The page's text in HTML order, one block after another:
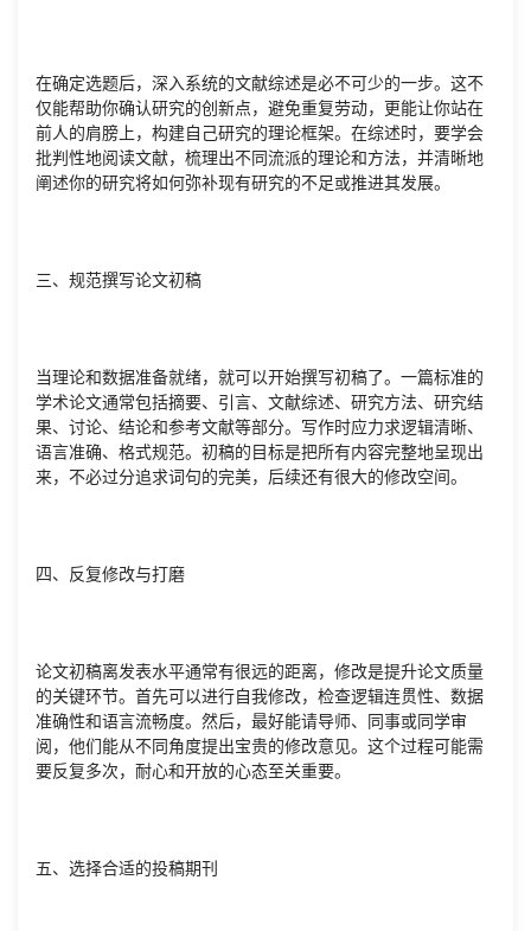
在确定选题后，深入系统的文献综述是必不可少的一步。这不
仅能帮助你确认研究的创新点，避免重复劳动，更能让你站在
前人的肩膀上，构建自己研究的理论框架。在综述时，要学会
批判性地阅读文献，梳理出不同流派的理论和方法，并清晰地
阐述你的研究将如何弥补现有研究的不足或推进其发展。
三、规范撰写论文初稿
当理论和数据准备就绪，就可以开始撰写初稿了。一篇标准的
学术论文通常包括摘要、引言、文献综述、研究方法、研究结
果、讨论、结论和参考文献等部分。写作时应力求逻辑清晰、
语言准确、格式规范。初稿的目标是把所有内容完整地呈现出
来，不必过分追求词句的完美，后续还有很大的修改空间。
四、反复修改与打磨
论文初稿离发表水平通常有很远的距离，修改是提升论文质量
的关键环节。首先可以进行自我修改，检查逻辑连贯性、数据
准确性和语言流畅度。然后，最好能请导师、同事或同学审
阅，他们能从不同角度提出宝贵的修改意见。这个过程可能需
要反复多次，耐心和开放的心态至关重要。
五、选择合适的投稿期刊